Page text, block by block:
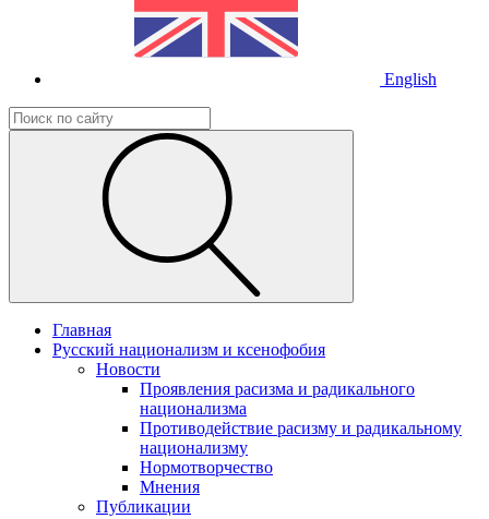
English
Главная
Русский национализм и ксенофобия
Новости
Проявления расизма и радикального
национализма
Противодействие расизму и радикальному
национализму
Нормотворчество
Мнения
Публикации